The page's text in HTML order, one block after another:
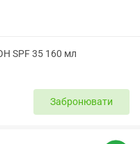
SPF 35 160 мл
Забронювати